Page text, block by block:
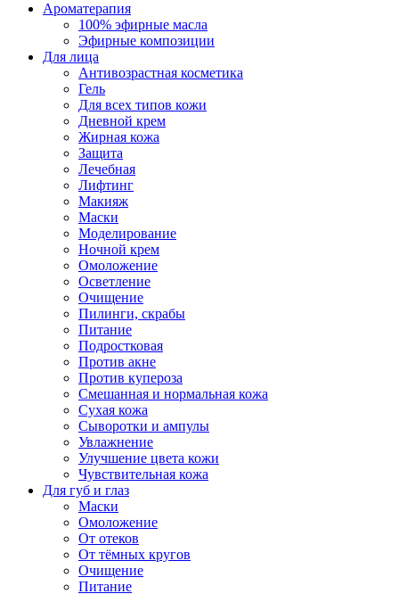
Ароматерапия
100% эфирные масла
Эфирные композиции
Для лица
Антивозрастная косметика
Гель
Для всех типов кожи
Дневной крем
Жирная кожа
Защита
Лечебная
Лифтинг
Макияж
Маски
Моделирование
Ночной крем
Омоложение
Осветление
Очищение
Пилинги, скрабы
Питание
Подростковая
Против акне
Против купероза
Смешанная и нормальная кожа
Сухая кожа
Сыворотки и ампулы
Увлажнение
Улучшение цвета кожи
Чувствительная кожа
Для губ и глаз
Маски
Омоложение
От отеков
От тёмных кругов
Очищение
Питание